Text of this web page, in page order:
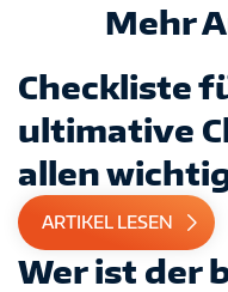
Mehr
Checkliste
ultimative
allen
ARTIKEL LESEN
Wer ist der